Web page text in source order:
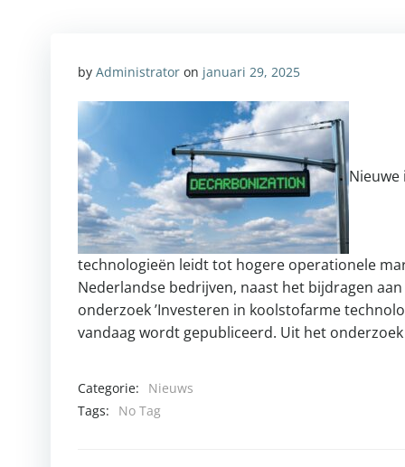
by Administrator on januari 29, 2025
technologieën leidt tot hogere operationele
Nederlandse bedrijven, naast het bijdragen
onderzoek ’Investeren in koolstofarme
vandaag wordt gepubliceerd. Uit het
Categorie:
Nieuws
Tags:
No Tag